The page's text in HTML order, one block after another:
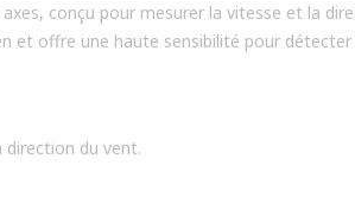
conçu pour mesurer la vitesse et la
et offre une haute sensibilité pour
encore.
direction du vent.